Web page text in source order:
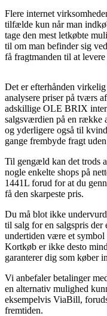
Flere internet
tilfælde kun når man
tage den mest letkøbte
til om man befinder sig
få fragtmanden til at
Det er efterhånden
analysere priser på tværs
adskillige OLE BRIX
salgsværdien på en række
og yderligere også til
gange frembyde fragt
Til gengæld kan det trods
nogle enkelte shops på
1441L forud for at du
få den skarpeste pris.
Du må blot ikke
til salg for en salgspris
undertiden være et symbol
Kortkøb er ikke desto
garanterer dig som køber
Vi anbefaler betalinger
en alternativ mulighed
eksempelvis ViaBill,
fremtiden.